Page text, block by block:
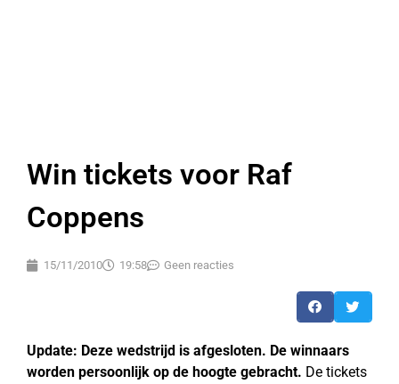
Win tickets voor Raf
Coppens
15/11/2010 19:58 Geen reacties
Update: Deze wedstrijd is afgesloten. De winnaars
worden persoonlijk op de hoogte gebracht. De tickets